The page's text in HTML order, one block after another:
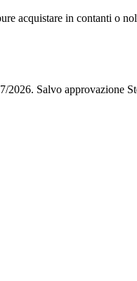
acquistare in contanti o
2026. Salvo approvazione